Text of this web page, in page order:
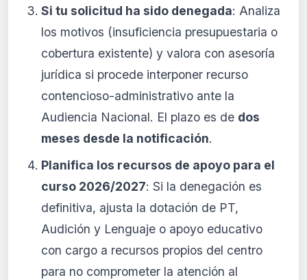
Si tu solicitud ha sido denegada: Analiza
los motivos (insuficiencia presupuestaria o
cobertura existente) y valora con asesoría
jurídica si procede interponer recurso
contencioso-administrativo ante la
Audiencia Nacional. El plazo es de dos
meses desde la notificación.
Planifica los recursos de apoyo para el
curso 2026/2027: Si la denegación es
definitiva, ajusta la dotación de PT,
Audición y Lenguaje o apoyo educativo
con cargo a recursos propios del centro
para no comprometer la atención al